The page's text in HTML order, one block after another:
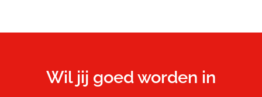
Wil jij goed worden in